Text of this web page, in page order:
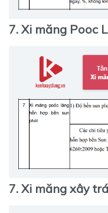
7. Xi măng Pooc
7. Xi măng xây